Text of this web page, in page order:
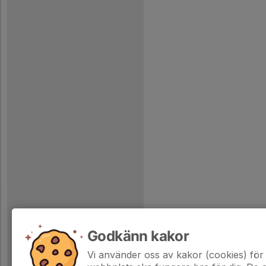
Godkänn kakor
Vi använder oss av kakor (cookies)